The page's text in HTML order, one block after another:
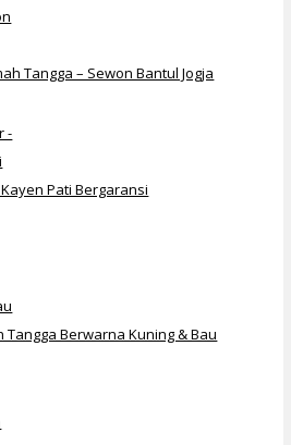
Tangga – Sewon Bantul Jogja
Pati Bergaransi
Tangga Berwarna Kuning & Bau